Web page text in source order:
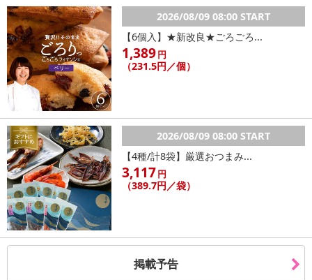
【配送日時の指定について】
※配送日時の指定が可能な商品の場合、商品によってご指定できる
配送日、配送時間が異なる可能性がございます。
カート機能をご利用の場合は、配送日時指定をご利用いただけませ
ん。
発送日カレンダー
2026/08/09 08:00 START
【6個入】★新改良★ごろごろ...
1,389円
（231.5円／個）
2026/08/09 08:00 START
【4種/計8袋】厳選おつまみ...
3,117円
（389.7円／袋）
掲載予告